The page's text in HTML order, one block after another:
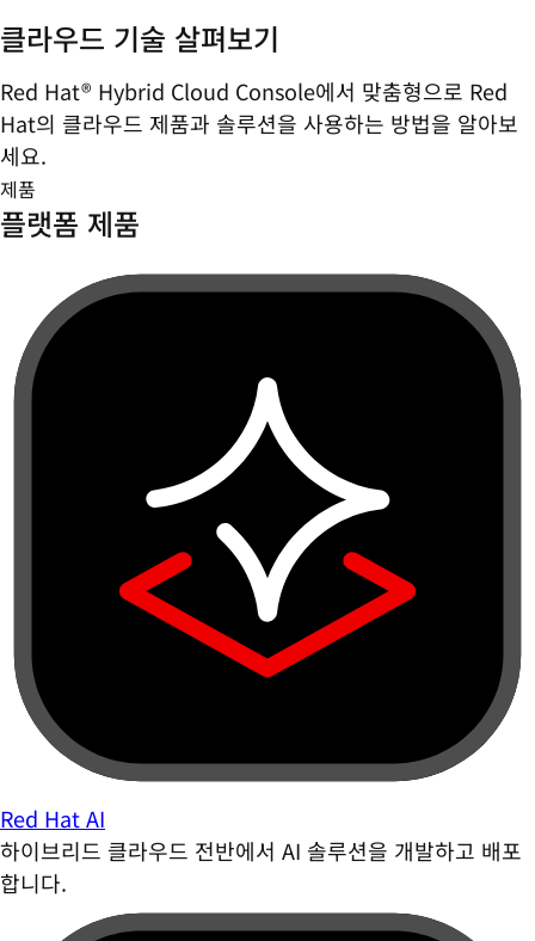
클라우드 기술 살펴보기
Red Hat® Hybrid Cloud Console에서 맞춤형으로 Red
Hat의 클라우드 제품과 솔루션을 사용하는 방법을 알아보
세요.
제품
플랫폼 제품
Red Hat AI
하이브리드 클라우드 전반에서 AI 솔루션을 개발하고 배포
합니다.